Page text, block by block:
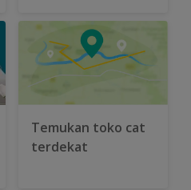
Temukan toko cat
terdekat